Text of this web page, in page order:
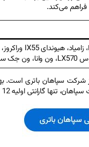
فراهم می‌کند.
16 ماه گارانتی از شرکت
طرف شرکت سپاهان برای باتری در نظر گرفته خواهد شد.